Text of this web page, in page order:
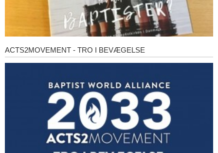
Acts2Movement
-
ACTS2MOVEMENT - TRO I BEVÆGELSE